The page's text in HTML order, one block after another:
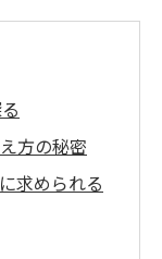
方の秘密
求められる